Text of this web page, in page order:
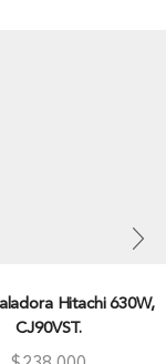
Hitachi 630W,
CJ90VST.